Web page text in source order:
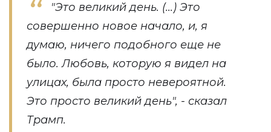
"Это великий день. (...) Это
совершенно новое начало, и, я
думаю, ничего подобного еще не
было. Любовь, которую я видел на
улицах, была просто невероятной.
Это просто великий день", - сказал
Трамп.